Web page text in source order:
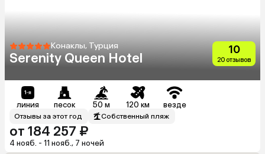
Конаклы, Турция
Serenity Queen Hotel
10
20 отзывов
линия песок 50 м 120 км везде
Отзывы за этот год Собственный пляж
от 184 257 ₽
4 нояб. - 11 нояб., 7 ночей